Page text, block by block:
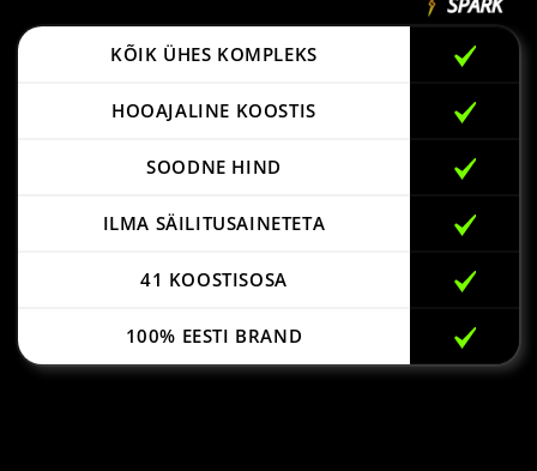
KÕIK ÜHES KOMPLEKS
HOOAJALINE KOOSTIS
SOODNE HIND
ILMA SÄILITUSAINETETA
41 KOOSTISOSA
100% EESTI BRAND